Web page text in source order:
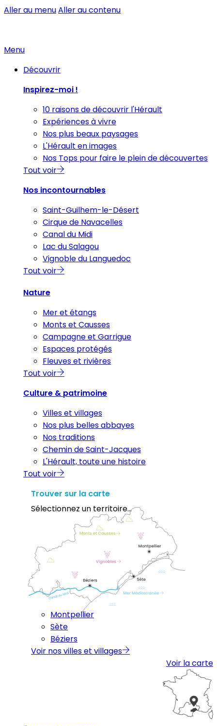
Aller au menuAller au contenu
Menu
Découvrir
Inspirez-moi !
10 raisons de découvrir l'Hérault
Expériences à vivre
Nos plus beaux paysages
L'Hérault en images
Nos Tops pour faire le plein de découvertes
Tout voir
Nos incontournables
Saint-Guilhem-le-Désert
Cirque de Navacelles
Canal du Midi
Lac du Salagou
Vignoble du Languedoc
Tout voir
Nature
Mer et étangs
Monts et Causses
Campagne et Garrigue
Espaces protégés
Fleuves et rivières
Tout voir
Culture & patrimoine
Villes et villages
Nos plus belles abbayes
Nos traditions
Chemin de Saint-Jacques
L'Hérault, toute une histoire
Tout voir
Trouver sur la carte
Sélectionnez un territoire...
Montpellier
Sète
Béziers
Voir nos villes et villages
Voir la carte